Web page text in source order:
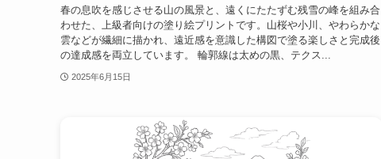
春の息吹を感じさせる山の風景と、遠くにたたずむ残雪の峰を組み合
わせた、上級者向けの塗り絵プリントです。山桜や小川、やわらかな
雲などが繊細に描かれ、遠近感を意識した構図で塗る楽しさと完成後
の達成感を両立しています。 輪郭線は太めの黒、テクス...
2025年6月15日